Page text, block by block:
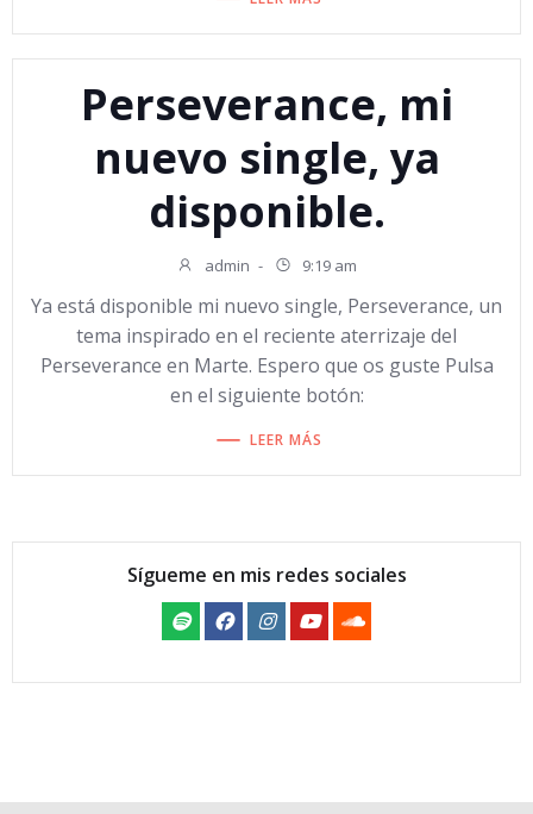
Perseverance, mi
nuevo single, ya
disponible.
admin - 9:19 am
Ya está disponible mi nuevo single, Perseverance, un
tema inspirado en el reciente aterrizaje del
Perseverance en Marte. Espero que os guste Pulsa
en el siguiente botón:
LEER MÁS
Sígueme en mis redes sociales